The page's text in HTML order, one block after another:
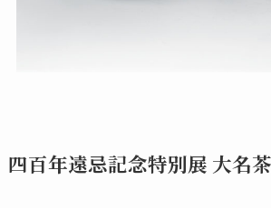
四百年遠忌記念特別展 大名